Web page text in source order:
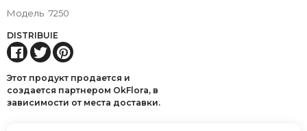
Модель 7250
DISTRIBUIE
Этот продукт продается и
создается партнером OkFlora, в
зависимости от места доставки.